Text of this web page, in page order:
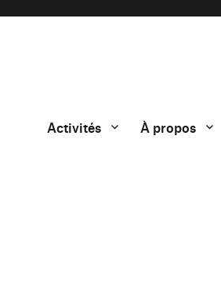
Activités À propos